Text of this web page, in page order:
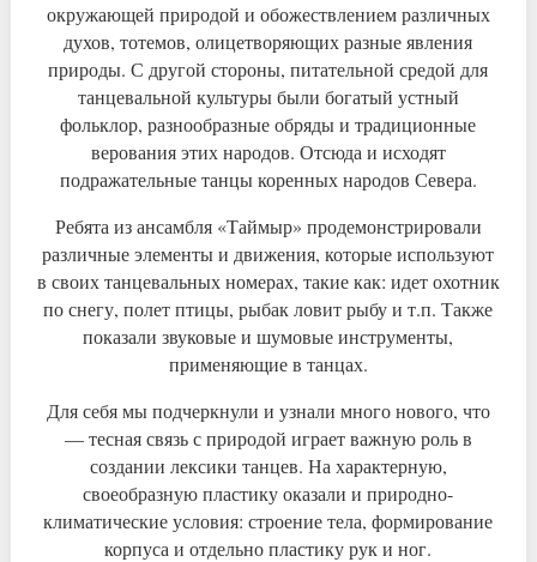
окружающей природой и обожествлением различных
духов, тотемов, олицетворяющих разные явления
природы. С другой стороны, питательной средой для
танцевальной культуры были богатый устный
фольклор, разнообразные обряды и традиционные
верования этих народов. Отсюда и исходят
подражательные танцы коренных народов Севера.
Ребята из ансамбля «Таймыр» продемонстрировали
различные элементы и движения, которые используют
в своих танцевальных номерах, такие как: идет охотник
по снегу, полет птицы, рыбак ловит рыбу и т.п. Также
показали звуковые и шумовые инструменты,
применяющие в танцах.
Для себя мы подчеркнули и узнали много нового, что
— тесная связь с природой играет важную роль в
создании лексики танцев. На характерную,
своеобразную пластику оказали и природно-
климатические условия: строение тела, формирование
корпуса и отдельно пластику рук и ног.